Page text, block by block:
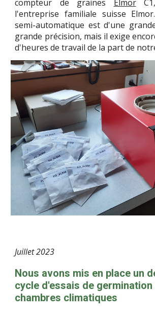
compteur de graines ElmorC1
l'entreprise familiale suisse
semi-automatique est d'une
grande précision, mais il exige
d'heures de travail de la part de
Juillet2023
Nous avons mis en place un
cycle d'essais de germination
chambres climatiques